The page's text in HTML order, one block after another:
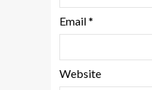
Email*
Website